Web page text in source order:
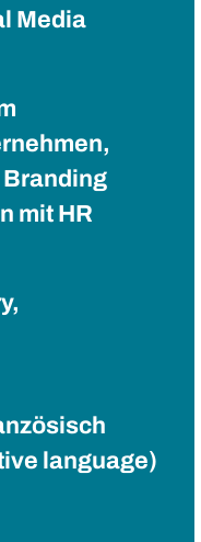
Media
mit HR
language)